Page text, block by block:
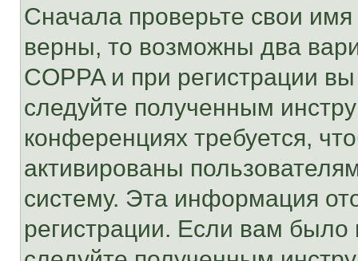
Сначала проверьте свои
верны, то возможны два
COPPA и при регистрации
следуйте полученным
конференциях требуется,
активированы
систему. Эта информация
регистрации. Если вам